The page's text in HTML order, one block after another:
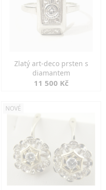
Zlatý art-deco prsten s
diamantem
11 500 Kč
NOVÉ